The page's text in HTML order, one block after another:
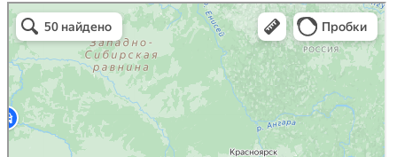
эвакуаторы на карте
Волоколамск